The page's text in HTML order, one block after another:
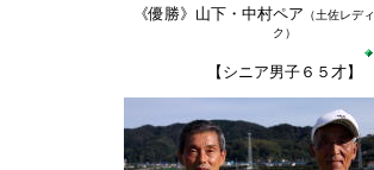
《優勝》山下・中村ペア （土佐レデ
ク）
【シニア男子６５才】